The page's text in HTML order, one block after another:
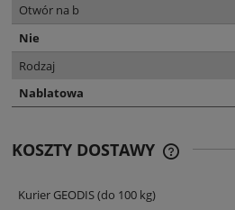
Otwór na b
Nie
Rodzaj
Nablatowa
KOSZTY DOSTAWY
Kurier GEODIS(do 100 kg)